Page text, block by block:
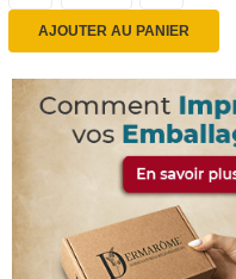
AJOUTER AU PANIER